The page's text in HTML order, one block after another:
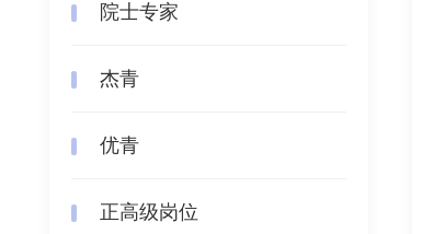
院士专家
杰青
优青
正高级岗位